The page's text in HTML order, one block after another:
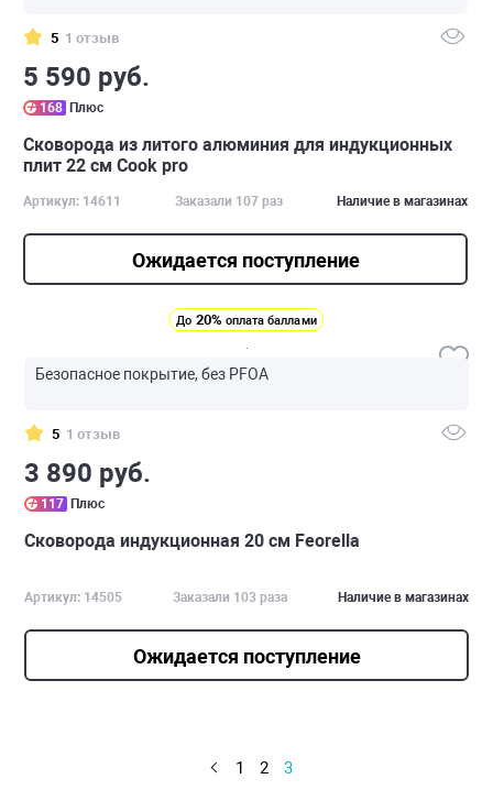
5 1 отзыв
5 590 руб.
168 Плюс
Сковорода из литого алюминия для индукционных
плит 22 см Cook pro
Артикул: 14611 Заказали 107 раз Наличие в магазинах
Ожидается поступление
До 20% оплата баллами
Безопасное покрытие, без PFOA
5 1 отзыв
3 890 руб.
117 Плюс
Сковорода индукционная 20 см Feorella
Артикул: 14505 Заказали 103 раза Наличие в магазинах
Ожидается поступление
1 2 3